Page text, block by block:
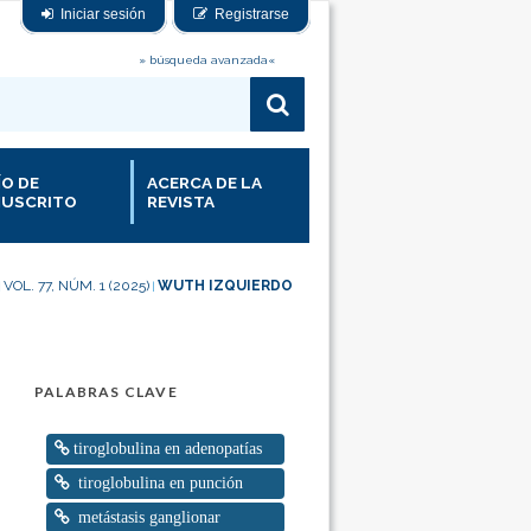
Iniciar sesión Registrarse
» búsqueda avanzada«
DE
ACERCA DE LA
REVISTA
VOL. 77, NÚM. 1 (2025) WUTH IZQUIERDO
PALABRAS CLAVE
tiroglobulina en adenopatías
tiroglobulina en punción
metástasis ganglionar